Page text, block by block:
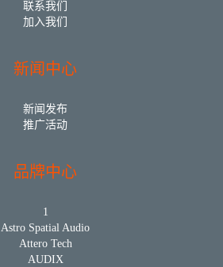
联系我们
加入我们
新闻中心
新闻发布
推广活动
品牌中心
1
Astro Spatial Audio
Attero Tech
AUDIX